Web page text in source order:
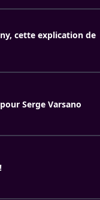
cette explication de
Serge Varsano